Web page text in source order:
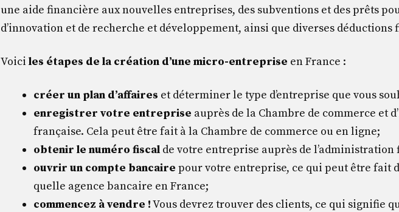
une aide financière aux nouvelles entreprises, des subventions et des prêts
d’innovation et de recherche et développement, ainsi que diverses déductions
Voici les étapes de la création d’une micro-entreprise en France :
créer un plan d’affaires et déterminer le type d’entreprise que vous
enregistrer votre entreprise auprès de la Chambre de commerce et
française. Cela peut être fait à la Chambre de commerce ou en ligne;
obtenir le numéro fiscal de votre entreprise auprès de l’administration
ouvrir un compte bancaire pour votre entreprise, ce qui peut être fait
quelle agence bancaire en France;
commencez à vendre !Vous devrez trouver des clients, ce qui signifie